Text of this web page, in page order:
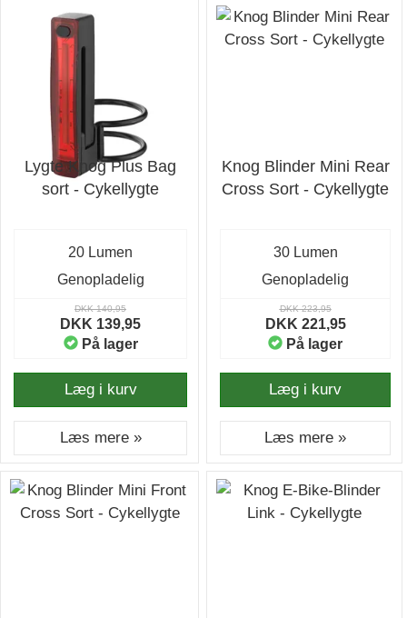
Lygte Knog Plus Bag
sort - Cykellygte
20 Lumen
Genopladelig
DKK 140,95
DKK 139,95
På lager
Læg i kurv
Læs mere »
Knog Blinder Mini Rear
Cross Sort - Cykellygte
30 Lumen
Genopladelig
DKK 223,95
DKK 221,95
På lager
Læg i kurv
Læs mere »